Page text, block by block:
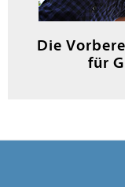
Die
für